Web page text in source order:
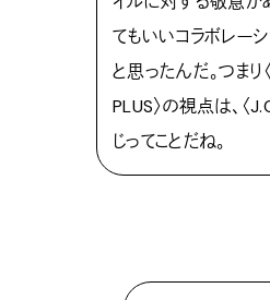
てもいいコラボレー
と思ったんだ。つまり
PLUS〉の視点は、〈
じってことだね。